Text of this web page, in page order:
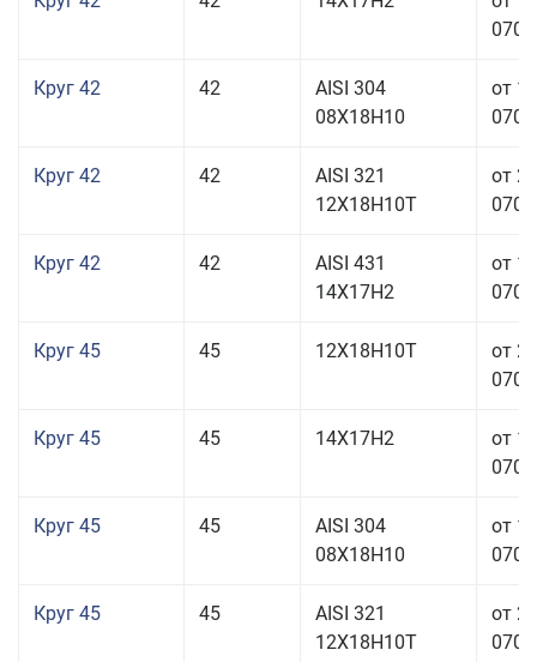
Круг 42 42
AISI 304
08Х18Н10
от
Круг 42 42
AISI 321
12Х18Н10Т
от
Круг 42 42
AISI 431
14Х17Н2
от
Круг 45 45 12Х18Н10Т
от
Круг 45 45 14Х17Н2
от
Круг 45 45
AISI 304
08Х18Н10
от
Круг 45 45
AISI 321
12Х18Н10Т
от